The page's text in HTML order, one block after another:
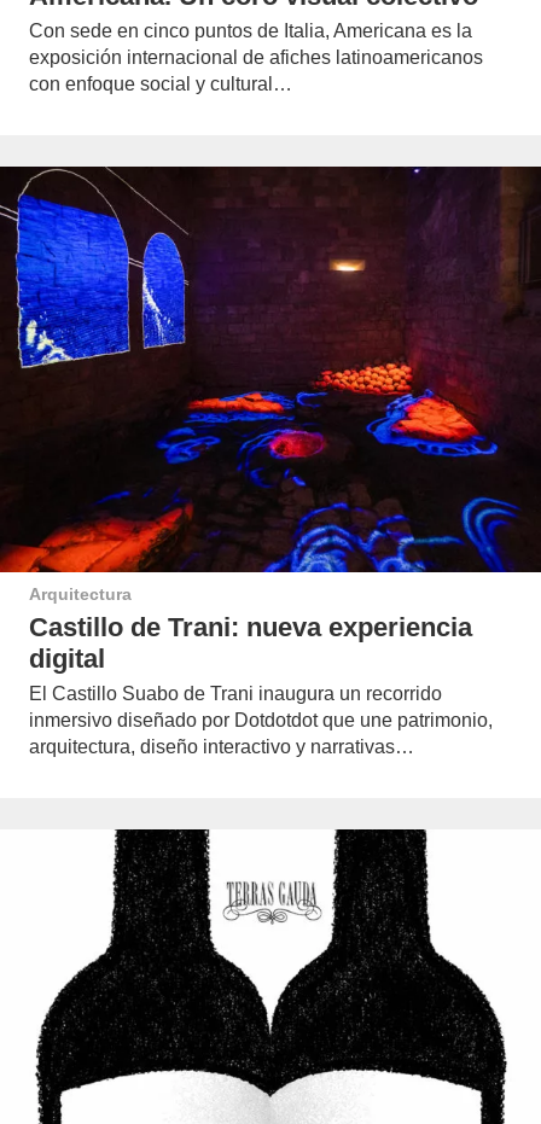
Con sede en cinco puntos de Italia, Americana es la
exposición internacional de afiches latinoamericanos
con enfoque social y cultural…
Arquitectura
Castillo de Trani: nueva experiencia
digital
El Castillo Suabo de Trani inaugura un recorrido
inmersivo diseñado por Dotdotdot que une patrimonio,
arquitectura, diseño interactivo y narrativas…